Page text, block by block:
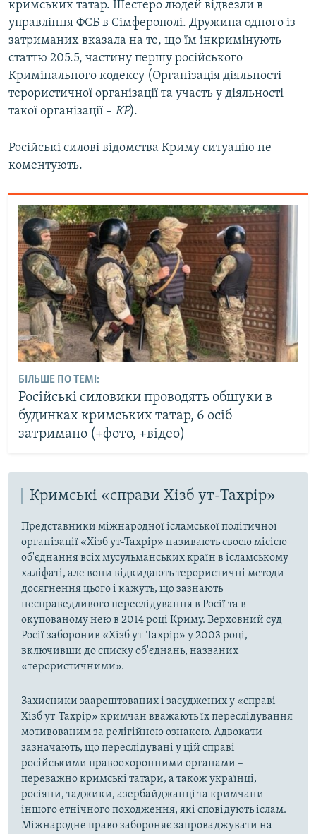
кримських татар. Шестеро людей відвезли в
управління ФСБ в Сімферополі. Дружина одного із
затриманих вказала на те, що їм інкримінують
статтю 205.5, частину першу російського
Кримінального кодексу (Організація діяльності
терористичної організації та участь у діяльності
такої організації – КР).
Російські силові відомства Криму ситуацію не
коментують.
БІЛЬШЕ ПО ТЕМІ:
Російські силовики проводять обшуки в
будинках кримських татар, 6 осіб
затримано (+фото, +відео)
Кримські «справи Хізб ут-Тахрір»
Представники міжнародної ісламської політичної
організації «Хізб ут-Тахрір» називають своєю місією
об'єднання всіх мусульманських країн в ісламському
халіфаті, але вони відкидають терористичні методи
досягнення цього і кажуть, що зазнають
несправедливого переслідування в Росії та в
окупованому нею в 2014 році Криму. Верховний суд
Росії заборонив «Хізб ут-Тахрір» у 2003 році,
включивши до списку об'єднань, названих
«терористичними».
Захисники заарештованих і засуджених у «справі
Хізб ут-Тахрір» кримчан вважають їх переслідування
мотивованим за релігійною ознакою. Адвокати
зазначають, що переслідувані у цій справі
російськими правоохоронними органами –
переважно кримські татари, а також українці,
росіяни, таджики, азербайджанці та кримчани
іншого етнічного походження, які сповідують іслам.
Міжнародне право забороняє запроваджувати на